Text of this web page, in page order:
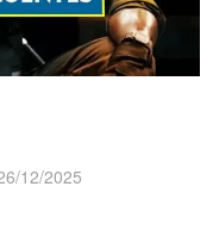
12/2025